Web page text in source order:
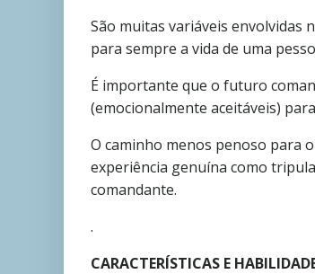
São muitas variáveis envolvidas
para sempre a vida de uma
É importante que o futuro
(emocionalmente aceitáveis)
O caminho menos penoso para
experiência genuína como
comandante.
.
CARACTERÍSTICAS E